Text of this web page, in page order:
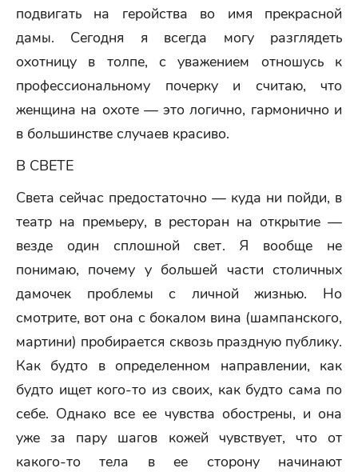
подвигать на геройства во имя прекрасной
дамы. Сегодня я всегда могу разглядеть
охотницу в толпе, с уважением отношусь к
профессиональному почерку и считаю, что
женщина на охоте — это логично, гармонично и
в большинстве случаев красиво.
В СВЕТЕ
Света сейчас предостаточно — куда ни пойди, в
театр на премьеру, в ресторан на открытие —
везде один сплошной свет. Я вообще не
понимаю, почему у большей части столичных
дамочек проблемы с личной жизнью. Но
смотрите, вот она с бокалом вина (шампанского,
мартини) пробирается сквозь праздную публику.
Как будто в определенном направлении, как
будто ищет кого-то из своих, как будто сама по
себе. Однако все ее чувства обострены, и она
уже за пару шагов кожей чувствует, что от
какого-то тела в ее сторону начинают